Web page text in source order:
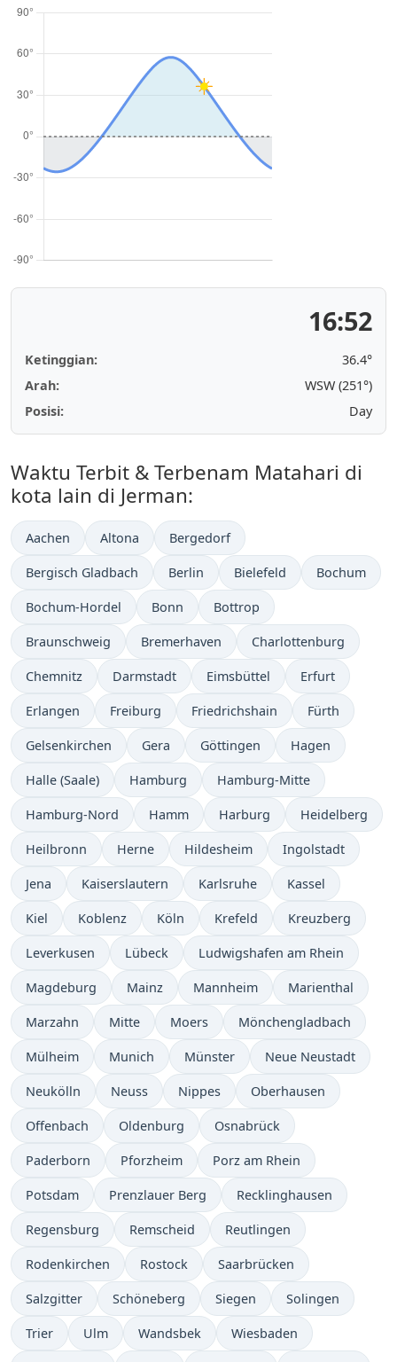
16:52
Ketinggian:
36.4°
Arah:
WSW (251°)
Posisi:
Day
Waktu Terbit & Terbenam Matahari di
kota lain di Jerman:
Aachen Altona Bergedorf
Bergisch Gladbach Berlin Bielefeld Bochum
Bochum-Hordel Bonn Bottrop
Braunschweig Bremerhaven Charlottenburg
Chemnitz Darmstadt Eimsbüttel Erfurt
Erlangen Freiburg Friedrichshain Fürth
Gelsenkirchen Gera Göttingen Hagen
Halle (Saale) Hamburg Hamburg-Mitte
Hamburg-Nord Hamm Harburg Heidelberg
Heilbronn Herne Hildesheim Ingolstadt
Jena Kaiserslautern Karlsruhe Kassel
Kiel Koblenz Köln Krefeld Kreuzberg
Leverkusen Lübeck Ludwigshafen am Rhein
Magdeburg Mainz Mannheim Marienthal
Marzahn Mitte Moers Mönchengladbach
Mülheim Munich Münster Neue Neustadt
Neukölln Neuss Nippes Oberhausen
Offenbach Oldenburg Osnabrück
Paderborn Pforzheim Porz am Rhein
Potsdam Prenzlauer Berg Recklinghausen
Regensburg Remscheid Reutlingen
Rodenkirchen Rostock Saarbrücken
Salzgitter Schöneberg Siegen Solingen
Trier Ulm Wandsbek Wiesbaden